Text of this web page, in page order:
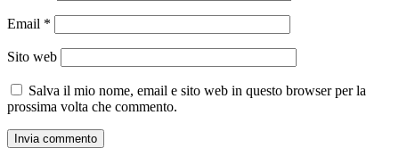
Email *
Sito web
Salva il mio nome, email e sito web in questo browser per la
prossima volta che commento.